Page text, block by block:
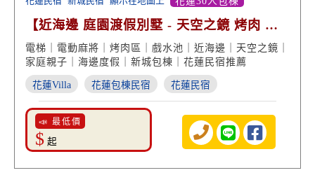
【近海邊 庭園渡假別墅 - 天空之鏡 烤肉 網
美戲水池】
電梯｜電動麻將｜烤肉區｜戲水池｜近海邊｜天空之鏡｜
家庭親子｜海邊度假｜新城包棟｜花蓮民宿推薦
花蓮Villa 花蓮包棟民宿 花蓮民宿
📣 最低價
$ 起